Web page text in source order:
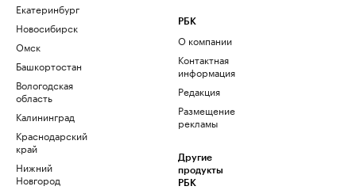
Екатеринбург
Новосибирск
Омск
Башкортостан
Вологодская
область
Калининград
Краснодарский
край
Нижний
Новгород
РБК
О компании
Контактная
информация
Редакция
Размещение
рекламы
Другие
продукты
РБК